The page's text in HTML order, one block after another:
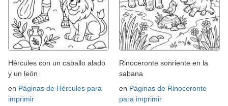
Hércules con un caballo alado
y un león
en Páginas de Hércules para
imprimir
Rinoceronte sonriente en la
sabana
en Páginas de Rinoceronte
para imprimir